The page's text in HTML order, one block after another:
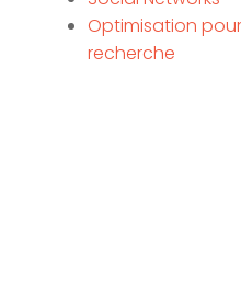
Optimisation
recherche